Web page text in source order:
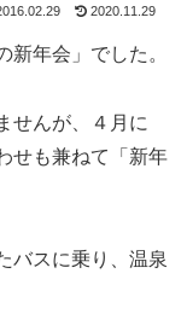
2020.11.29
新年会」でした。
せんが、４月に
せも兼ねて「新年
バスに乗り、温泉